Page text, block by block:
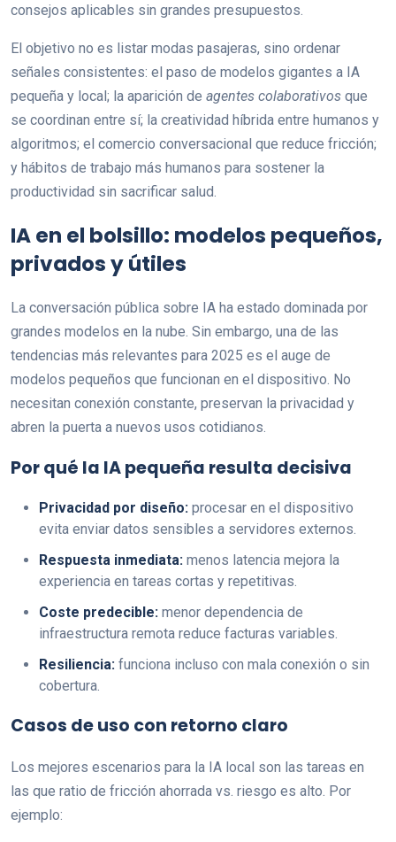
consejos aplicables sin grandes presupuestos.
El objetivo no es listar modas pasajeras, sino ordenar
señales consistentes: el paso de modelos gigantes a IA
pequeña y local; la aparición de agentes colaborativos que
se coordinan entre sí; la creatividad híbrida entre humanos y
algoritmos; el comercio conversacional que reduce fricción;
y hábitos de trabajo más humanos para sostener la
productividad sin sacrificar salud.
IA en el bolsillo: modelos pequeños,
privados y útiles
La conversación pública sobre IA ha estado dominada por
grandes modelos en la nube. Sin embargo, una de las
tendencias más relevantes para 2025 es el auge de
modelos pequeños que funcionan en el dispositivo. No
necesitan conexión constante, preservan la privacidad y
abren la puerta a nuevos usos cotidianos.
Por qué la IA pequeña resulta decisiva
Privacidad por diseño: procesar en el dispositivo
evita enviar datos sensibles a servidores externos.
Respuesta inmediata: menos latencia mejora la
experiencia en tareas cortas y repetitivas.
Coste predecible: menor dependencia de
infraestructura remota reduce facturas variables.
Resiliencia: funciona incluso con mala conexión o sin
cobertura.
Casos de uso con retorno claro
Los mejores escenarios para la IA local son las tareas en
las que ratio de fricción ahorrada vs. riesgo es alto. Por
ejemplo: